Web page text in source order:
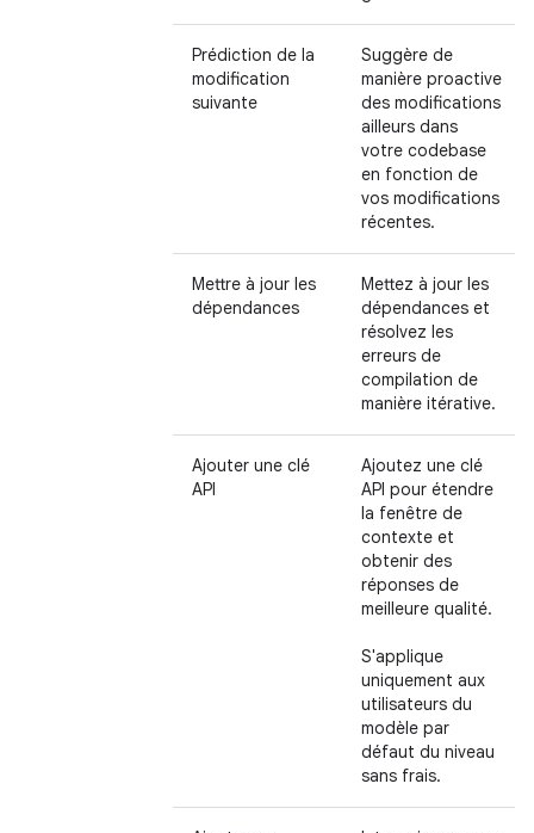
Prédiction de la
modification
suivante
Suggère de
manière proactive
des modifications
ailleurs dans
votre codebase
en fonction de
vos modifications
récentes.
Mettre à jour les
dépendances
Mettez à jour les
dépendances et
résolvez les
erreurs de
compilation de
manière itérative.
Ajouter une clé
API
Ajoutez une clé
API pour étendre
la fenêtre de
contexte et
obtenir des
réponses de
meilleure qualité.
S'applique
uniquement aux
utilisateurs du
modèle par
défaut du niveau
sans frais.